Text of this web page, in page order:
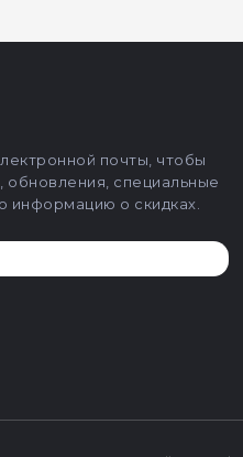
почты, чтобы
обновления, специальные
информацию о скидках.